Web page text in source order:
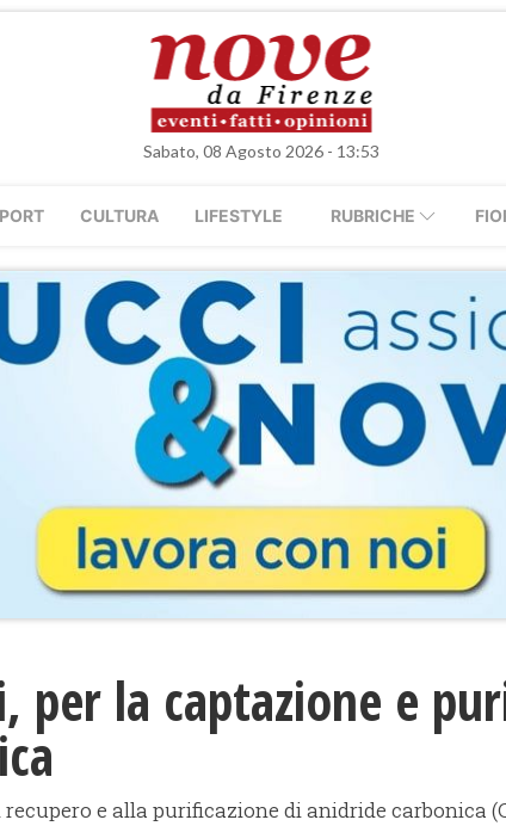
Sabato, 08 Agosto 2026 - 13:53
CULTURA LIFESTYLE RUBRICHE
per la captazione e
e alla purificazione di anidride carbonica